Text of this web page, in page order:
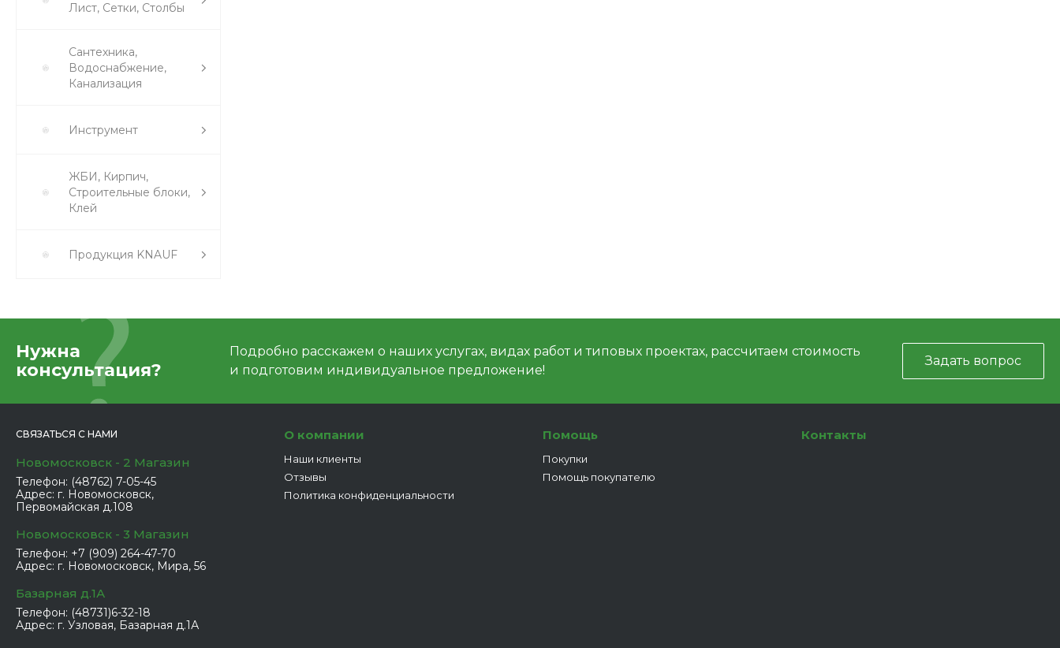
Лист, Сетки, Столбы
Сантехника,
Водоснабжение,
Канализация
Инструмент
ЖБИ, Кирпич,
Строительные блоки,
Клей
Продукция KNAUF
Нужна
консультация?
Подробно расскажем о наших услугах, видах работ и типовых проектах, рассчитаем стоимость
и подготовим индивидуальное предложение!
Задать вопрос
СВЯЗАТЬСЯ С НАМИ
Новомосковск - 2 Магазин
Телефон: (48762) 7-05-45
Адрес: г. Новомосковск,
Первомайская д.108
Новомосковск - 3 Магазин
Телефон: +7 (909) 264-47-70
Адрес: г. Новомосковск, Мира, 56
Базарная д.1А
Телефон: (48731)6-32-18
Адрес: г. Узловая, Базарная д.1А
О компании
Наши клиенты
Отзывы
Политика конфиденциальности
Помощь
Покупки
Помощь покупателю
Контакты